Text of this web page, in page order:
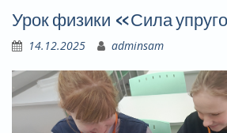
Урок физики «Сила
14.12.2025 adminsam